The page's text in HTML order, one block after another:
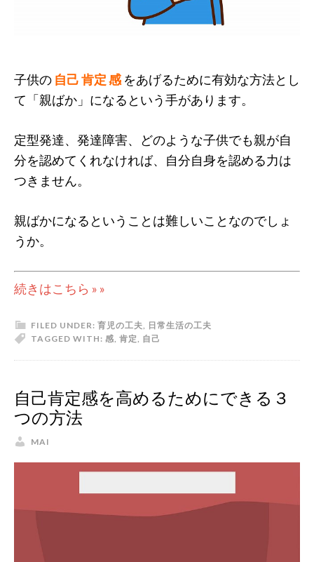
子供の 自己 肯定 感 をあげるために有効な方法とし
て「親ばか」になるという手があります。
定型発達、発達障害、どのような子供でも親が自
分を認めてくれなければ、自分自身を認める力は
つきません。
親ばかになるということは難しいことなのでしょ
うか。
続きはこちら » »
FILED UNDER: 育児の工夫
日常生活の工夫
TAGGED WITH: 感 肯定 自己
自己肯定感を高めるためにできる３
つの方法
MAI